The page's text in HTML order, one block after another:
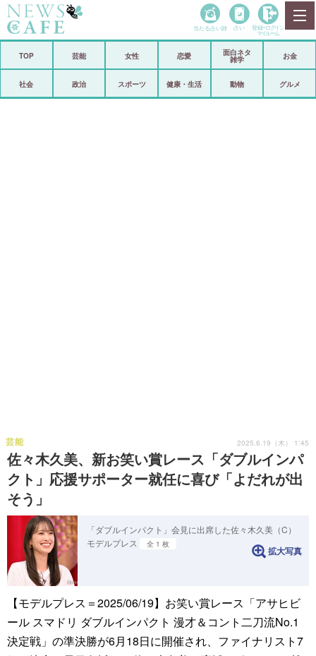
政治
当たる占い師 占い 登録• ログイン
マイルーム
TOP 芸能 女性 恋愛
面白ネタ
雑学
お金
社会 政治 スポーツ 健康・生活 動物 グルメ
佐々木久美、新お笑い賞レース「ダブルインパ
クト」応援サポーター就任に喜び「よだれが出
そう」
芸能 2025.6.19（木） 1:45
「ダブルインパクト」会見に出席した佐々木久美（C）
モデルプレス
全 1 枚
拡大写真
【モデルプレス＝2025/06/19】お笑い賞レース「アサヒビ
ール スマドリ ダブルインパクト 漫才＆コント二刀流No.1
決定戦」の準決勝が6月18日に開催され、ファイナリスト7